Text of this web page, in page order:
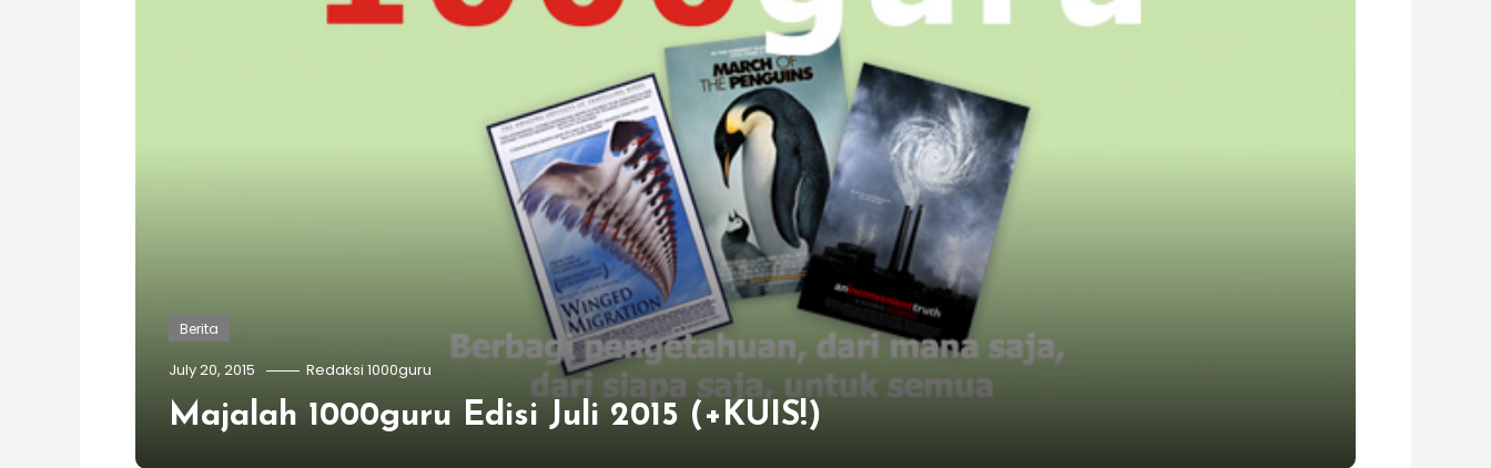
Berita
July 20, 2015 Redaksi 1000guru
Majalah 1000guru Edisi Juli 2015 (+KUIS!)